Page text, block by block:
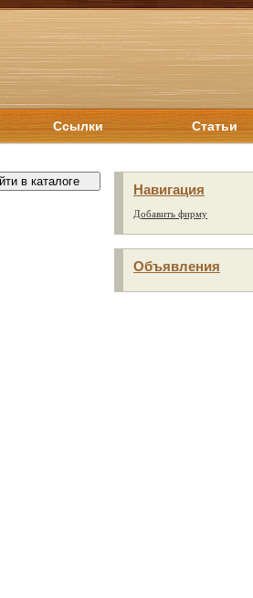
Ссылки Статьи
Навигация
Добавить фирму
Объявления